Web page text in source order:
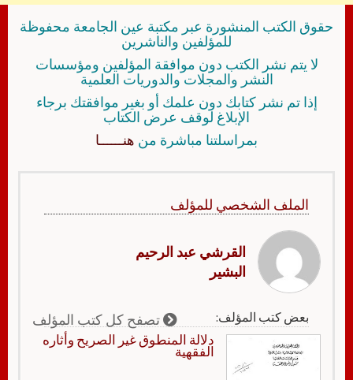
حقوق الكتب المنشورة عبر مكتبة عين الجامعة محفوظة
للمؤلفين والناشرين
لا يتم نشر الكتب دون موافقة المؤلفين ومؤسسات
النشر والمجلات والدوريات العلمية
إذا تم نشر كتابك دون علمك أو بغير موافقتك برجاء
الإبلاغ لوقف عرض الكتاب
بمراسلتنا مباشرة من هنــــــا
الملف الشخصي للمؤلف
القرشي عبد الرحيم
البشير
بعض كتب المؤلف: تصفح كل كتب المؤلف
دلالة المنطوق غير الصريح وأثاره
الفقهية